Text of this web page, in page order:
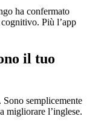
ha confermato
Più l’app
il tuo
semplicemente
migliorare l’inglese.